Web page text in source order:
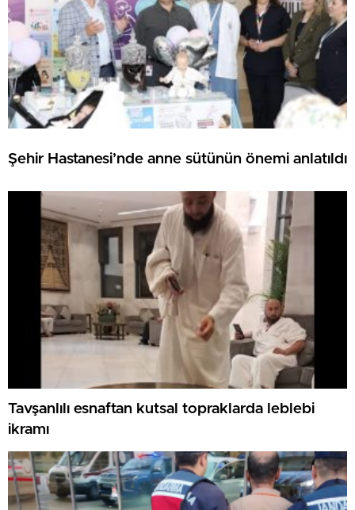
Şehir Hastanesi’nde anne sütünün önemi anlatıldı
Tavşanlılı esnaftan kutsal topraklarda leblebi
ikramı